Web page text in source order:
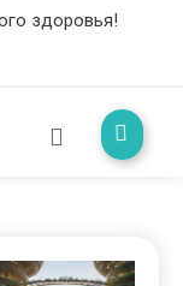
здоровья!